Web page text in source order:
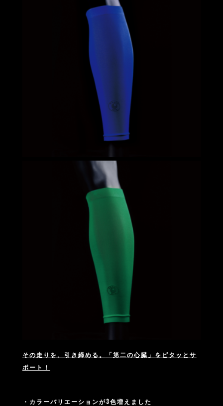
その走りを、引き締める。
「第二の心臓」をピタッとサ
ポート！
・カラーバリエーションが3色増えました